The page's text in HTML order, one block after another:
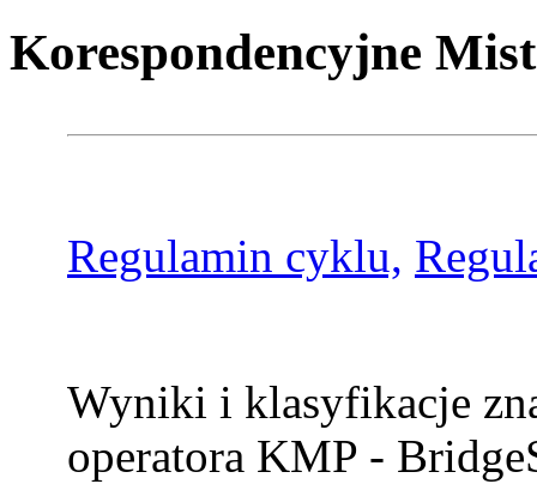
Korespondencyjne
Regulamin cyklu,
Wyniki i klasyfikacje
operatora KMP -